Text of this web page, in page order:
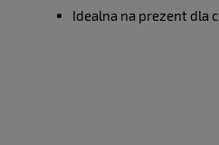
Idealna na prezent dla